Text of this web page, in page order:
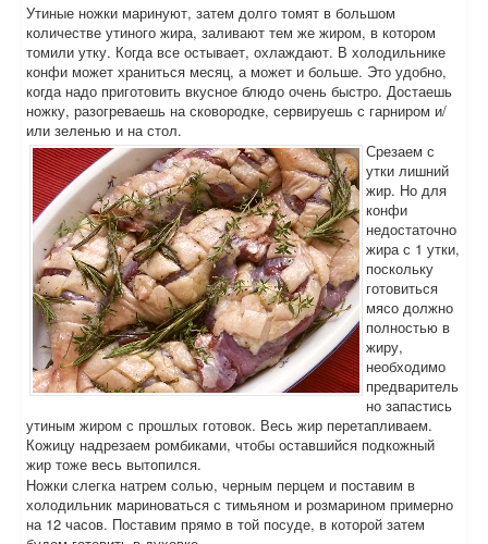
Утиные ножки маринуют, затем долго томят в большом
количестве утиного жира, заливают тем же жиром, в котором
томили утку. Когда все остывает, охлаждают. В холодильнике
конфи может храниться месяц, а может и больше. Это удобно,
когда надо приготовить вкусное блюдо очень быстро. Достаешь
ножку, разогреваешь на сковородке, сервируешь с гарниром и/
или зеленью и на стол.
Срезаем с
утки лишний
жир. Но для
конфи
недостаточно
жира с 1 утки,
поскольку
готовиться
мясо должно
полностью в
жиру,
необходимо
предваритель
но запастись
утиным жиром с прошлых готовок. Весь жир перетапливаем.
Кожицу надрезаем ромбиками, чтобы оставшийся подкожный
жир тоже весь вытопился.
Ножки слегка натрем солью, черным перцем и поставим в
холодильник мариноваться с тимьяном и розмарином примерно
на 12 часов. Поставим прямо в той посуде, в которой затем